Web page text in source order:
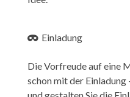
Einladung
Die Vorfreude auf eine
schon mit der Einladung